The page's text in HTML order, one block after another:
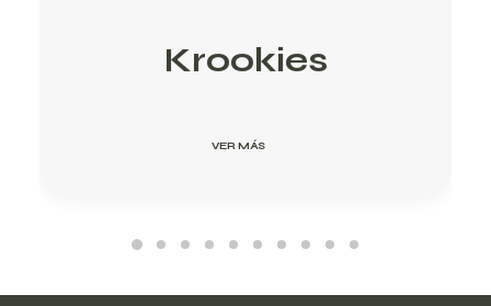
Krookies
VER MÁS